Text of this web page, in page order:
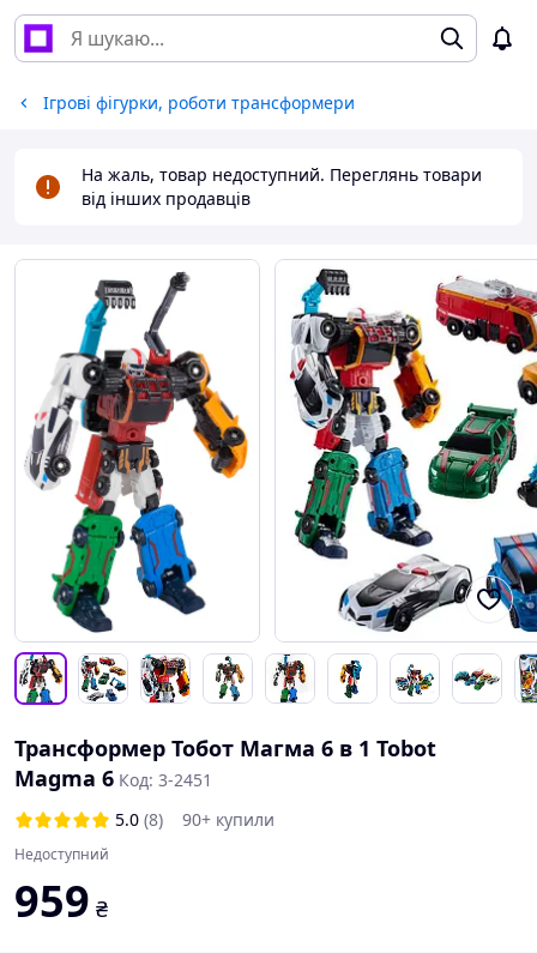
Ігрові фігурки, роботи трансформери
На жаль, товар недоступний. Переглянь товари
від інших продавців
Трансформер Тобот Магма 6 в 1 Tobot
Magma 6 Код: 3-2451
5.0 (8) 90+ купили
Недоступний
959 ₴